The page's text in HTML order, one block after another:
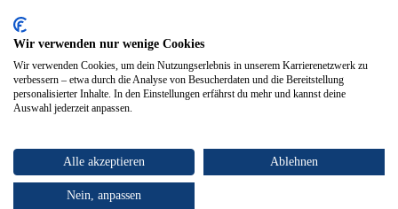
13.05.2026
Lehre Metalltechnik (m/w/d)
13.05.2026
Top Arbeitgeber
Wir verwenden nur wenige Cookies
Wir verwenden Cookies, um dein Nutzungserlebnis in unserem Karrierenetzwerk zu
verbessern – etwa durch die Analyse von Besucherdaten und die Bereitstellung
personalisierter Inhalte. In den Einstellungen erfährst du mehr und kannst deine
Auswahl jederzeit anpassen.
Alle akzeptieren Ablehnen
Nein, anpassen